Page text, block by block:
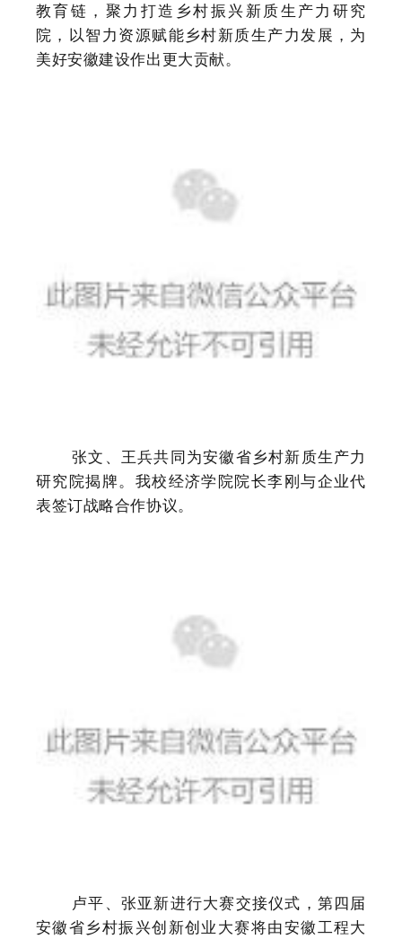
教育链，聚力打造乡村振兴新质生产力研究
院，以智力资源赋能乡村新质生产力发展，为
美好安徽建设作出更大贡献。
张文、王兵共同为安徽省乡村新质生产力
研究院揭牌。我校经济学院院长李刚与企业代
表签订战略合作协议。
卢平、张亚新进行大赛交接仪式，第四届
安徽省乡村振兴创新创业大赛将由安徽工程大